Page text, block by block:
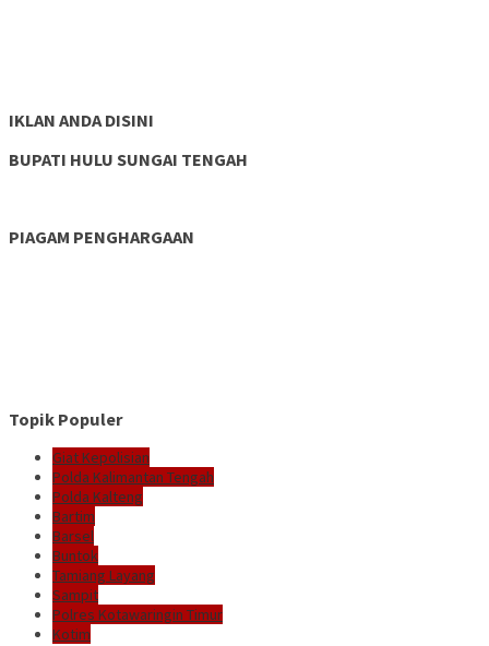
IKLAN ANDA DISINI
BUPATI HULU SUNGAI TENGAH
PIAGAM PENGHARGAAN
Topik Populer
Giat Kepolisian
Polda Kalimantan Tengah
Polda Kalteng
Bartim
Barsel
Buntok
Tamiang Layang
Sampit
Polres Kotawaringin Timur
Kotim